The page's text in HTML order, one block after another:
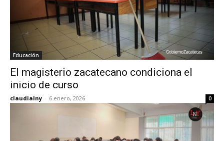
Educación
El magisterio zacatecano condiciona el
inicio de curso
claudialny - 6 enero, 2026 0